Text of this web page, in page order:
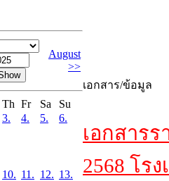
August
>>
Th Fr Sa
Su
3. 4. 5. 6.
10. 11. 12. 13.
เอกสาร/ข้อมูล
เอกสาร
2568 โร